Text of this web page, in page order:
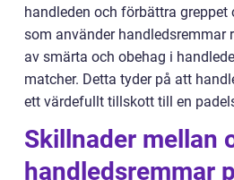
handleden och förbättra greppet
som använder handledsremmar
av smärta och obehag i
matcher. Detta tyder på att
ett värdefullt tillskott till en
Skillnader mellan
handledsremmar